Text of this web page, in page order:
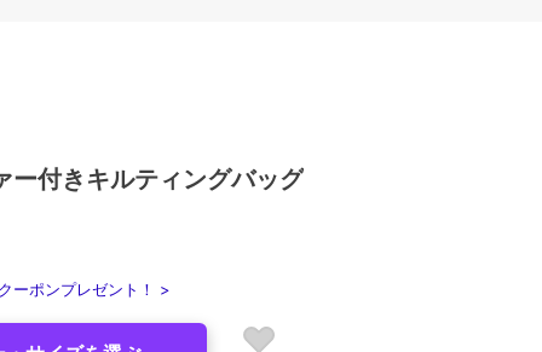
ー付きキルティングバッグ
ーポンプレゼント！ >